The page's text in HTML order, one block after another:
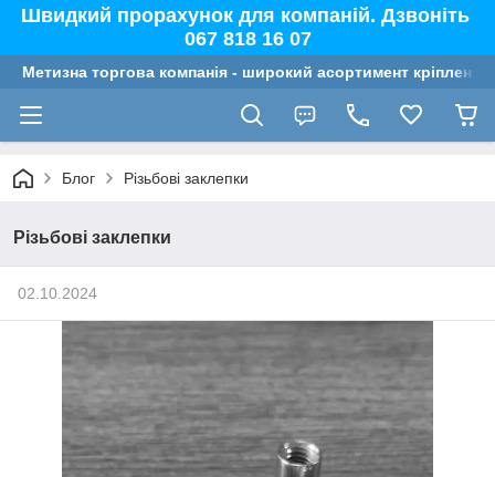
Швидкий прорахунок для компаній. Дзвоніть
067 818 16 07
Метизна торгова компанія - широкий асортимент
Блог Різьбові заклепки
Різьбові заклепки
02.10.2024